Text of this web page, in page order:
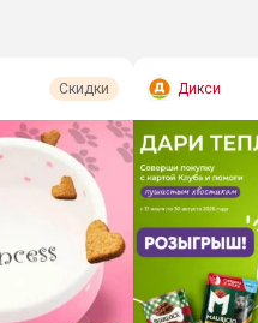
Скидки Дикси